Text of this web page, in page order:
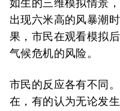
如生的三维模拟情景
出现六米高的风暴潮
果，市民在观看模拟
气候危机的风险。
市民的反应各有不同
在，有的认为无论发